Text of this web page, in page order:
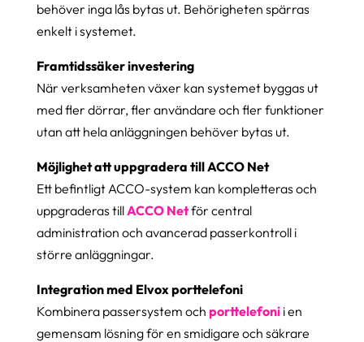
behöver inga lås bytas ut. Behörigheten spärras
enkelt i systemet.
Framtidssäker investering
När verksamheten växer kan systemet byggas ut
med fler dörrar, fler användare och fler funktioner
utan att hela anläggningen behöver bytas ut.
Möjlighet att uppgradera till ACCO Net
Ett befintligt ACCO-system kan kompletteras och
uppgraderas tillACCO Netför central
administration och avancerad passerkontroll i
större anläggningar.
Integration med Elvox porttelefoni
Kombinera passersystem och porttelefoni i en
gemensam lösning för en smidigare och säkrare